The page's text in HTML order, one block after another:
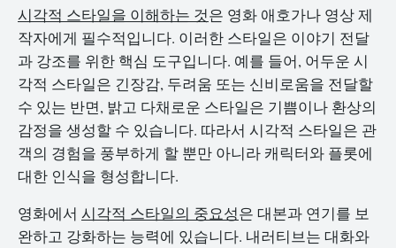
시각적 스타일을 이해하는 것은 영화 애호가나 영상 제
작자에게 필수적입니다. 이러한 스타일은 이야기 전달
과 강조를 위한 핵심 도구입니다. 예를 들어, 어두운 시
각적 스타일은 긴장감, 두려움 또는 신비로움을 전달할
수 있는 반면, 밝고 다채로운 스타일은 기쁨이나 환상의
감정을 생성할 수 있습니다. 따라서 시각적 스타일은 관
객의 경험을 풍부하게 할 뿐만 아니라 캐릭터와 플롯에
대한 인식을 형성합니다.
영화에서 시각적 스타일의 중요성은 대본과 연기를 보
완하고 강화하는 능력에 있습니다. 내러티브는 대화와